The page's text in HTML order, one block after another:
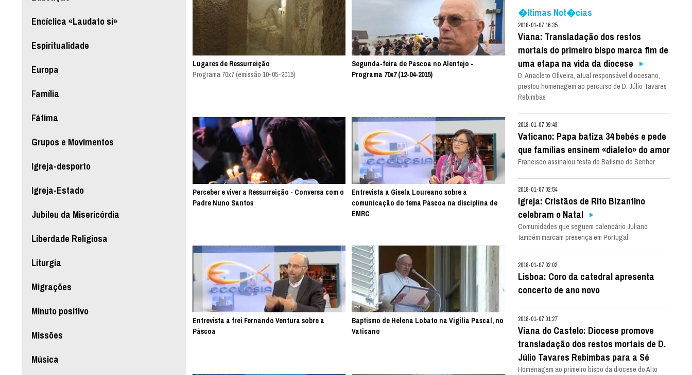
Encíclica «Laudato si»
Espiritualidade
Europa
Família
Fátima
Grupos e Movimentos
Igreja-desporto
Igreja-Estado
Jubileu da Misericórdia
Liberdade Religiosa
Liturgia
Migrações
Minuto positivo
Missões
Música
Lugares de Ressurreição
Programa 70x7 (emissão 10-05-2015)
Segunda-feira de Páscoa no Alentejo -
Programa 70x7 (12-04-2015)
Perceber e viver a Ressurreição - Conversa com o
Padre Nuno Santos
Entrevista a Gisela Loureano sobre a
comunicação do tema Páscoa na disciplina de
EMRC
Entrevista a frei Fernando Ventura sobre a
Páscoa
Baptismo de Helena Lobato na Vigília Pascal, no
Vaticano
�ltimas Not�cias
2018-01-07 16:35
Viana: Transladação dos restos
mortais do primeiro bispo marca fim de
uma etapa na vida da diocese
D. Anacleto Oliveira, atual responsável diocesano,
prestou homenagem ao percurso de D. Júlio Tavares
Rebimbas
2018-01-07 09:43
Vaticano: Papa batiza 34 bebés e pede
que famílias ensinem «dialeto» do amor
Francisco assinalou festa do Batismo do Senhor
2018-01-07 02:54
Igreja: Cristãos de Rito Bizantino
celebram o Natal
Comunidades que seguem calendário Juliano
também marcam presença em Portugal
2018-01-07 02:02
Lisboa: Coro da catedral apresenta
concerto de ano novo
2018-01-07 01:27
Viana do Castelo: Diocese promove
transladação dos restos mortais de D.
Júlio Tavares Rebimbas para a Sé
Homenagem ao primeiro bispo da diocese do Alto